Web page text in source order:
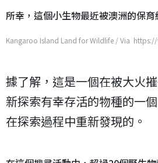
所幸，這個小生物最近被澳洲的保育
Kangaroo Island Land for Wildlife / Via
據了解，這是一個在被大火
新探索有幸存活的物種的一
在探索過程中重新發現的。